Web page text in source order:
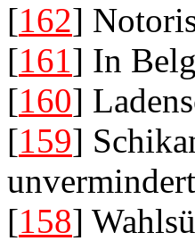
[162]
[161] In
[160]
[159]
[158]